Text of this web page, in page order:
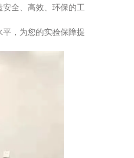
全、高效、环保的工
，为您的实验保障提